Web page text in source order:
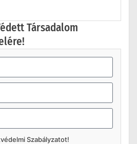
Társadalom
Szabályzatot!